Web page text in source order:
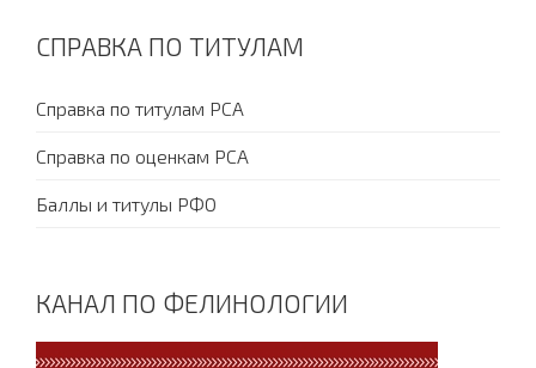
СПРАВКА ПО ТИТУЛАМ
Справка по титулам PCA
Справка по оценкам PCA
Баллы и титулы РФО
КАНАЛ ПО ФЕЛИНОЛОГИИ